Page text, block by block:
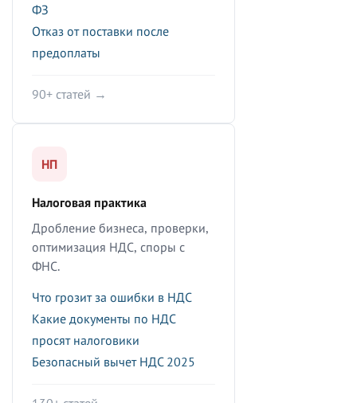
ФЗ
Отказ от поставки после
предоплаты
90+ статей →
НП
Налоговая практика
Дробление бизнеса, проверки,
оптимизация НДС, споры с
ФНС.
Что грозит за ошибки в НДС
Какие документы по НДС
просят налоговики
Безопасный вычет НДС 2025